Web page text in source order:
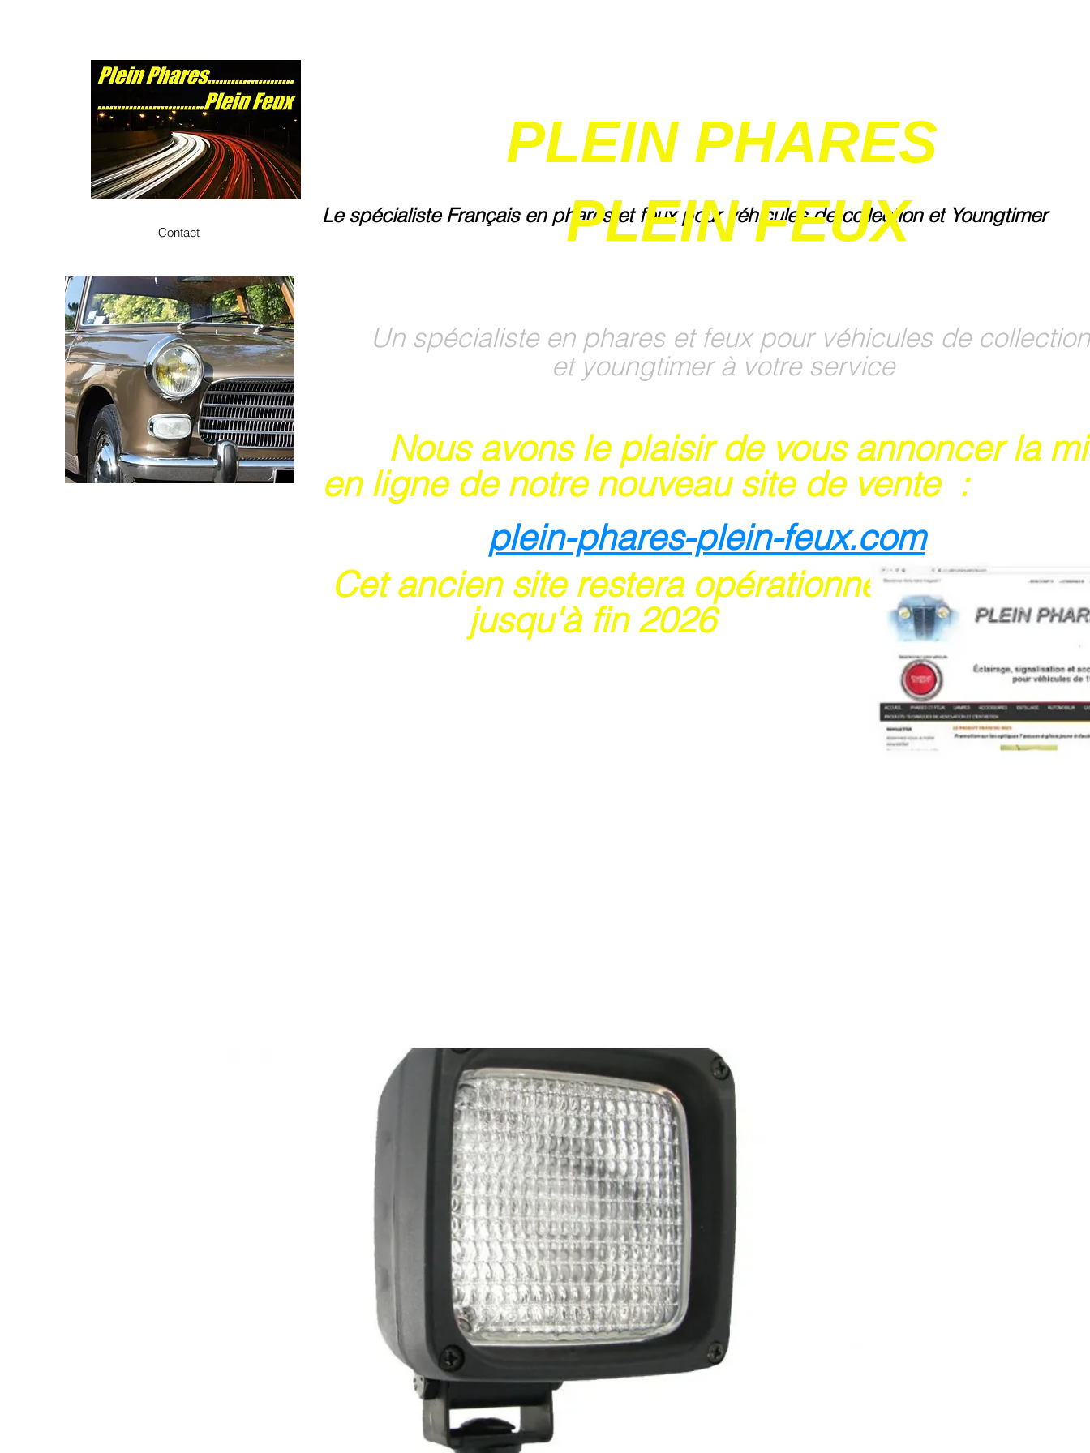
Contact
Le spécialiste Français en phares et feux pour véhicules de collection et Youngtimer
Un spécialiste en phares et feux pour véhicules de collection
et youngtimer à votre service
Nous avons le plaisir de vous annoncer la
en ligne de notre nouveau site de vente :
plein-phares-plein-feux.com
Cet ancien site restera opérationnel
jusqu'à fin 2026
PLEIN PHARES
PLEIN FEUX